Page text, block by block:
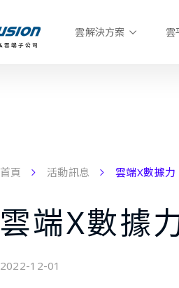
雲解決方案 雲
首頁 活動訊息 雲端X數據
雲端X數據
2022-12-01